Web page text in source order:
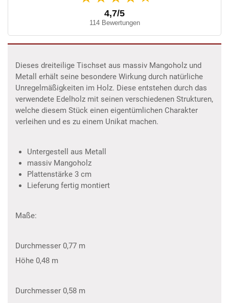
4,7/5
114 Bewertungen
Dieses dreiteilige Tischset aus massiv Mangoholz und
Metall erhält seine besondere Wirkung durch natürliche
Unregelmäßigkeiten im Holz. Diese entstehen durch das
verwendete Edelholz mit seinen verschiedenen Strukturen,
welche diesem Stück einen eigentümlichen Charakter
verleihen und es zu einem Unikat machen.
Untergestell aus Metall
massiv Mangoholz
Plattenstärke 3 cm
Lieferung fertig montiert
Maße:
Durchmesser 0,77 m
Höhe 0,48 m
Durchmesser 0,58 m